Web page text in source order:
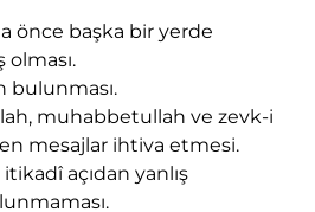
önce başka bir yerde
olması.
bulunması.
muhabbetullah ve zevk-i
mesajlar ihtiva etmesi.
açıdan yanlış